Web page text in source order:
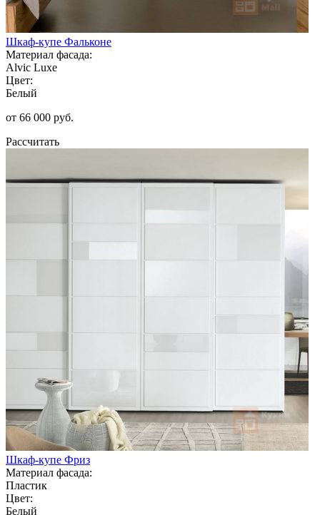
Шкаф-купе Фальконе
Материал фасада:
Alvic Luxe
Цвет:
Белый
от 66 000 руб.
Рассчитать
Шкаф-купе Фриз
Материал фасада:
Пластик
Цвет:
Белый